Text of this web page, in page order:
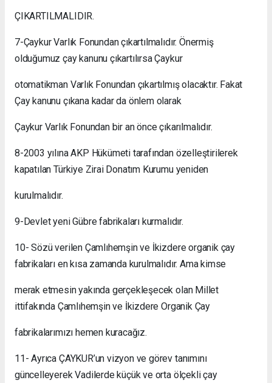
ÇIKARTILMALIDIR.
7-Çaykur Varlık Fonundan çıkartılmalıdır. Önermiş
olduğumuz çay kanunu çıkartılırsa Çaykur
otomatikman Varlık Fonundan çıkartılmış olacaktır. Fakat
Çay kanunu çıkana kadar da önlem olarak
Çaykur Varlık Fonundan bir an önce çıkarılmalıdır.
8-2003 yılına AKP Hükümeti tarafından özelleştirilerek
kapatılan Türkiye Zirai Donatım Kurumu yeniden
kurulmalıdır.
9-Devlet yeni Gübre fabrikaları kurmalıdır.
10- Sözü verilen Çamlıhemşin ve İkizdere organik çay
fabrikaları en kısa zamanda kurulmalıdır. Ama kimse
merak etmesin yakında gerçekleşecek olan Millet
ittifakında Çamlıhemşin ve İkizdere Organik Çay
fabrikalarımızı hemen kuracağız.
11- Ayrıca ÇAYKUR’un vizyon ve görev tanımını
güncelleyerek Vadilerde küçük ve orta ölçekli çay